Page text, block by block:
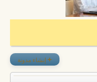
+ إنشاء مدونة